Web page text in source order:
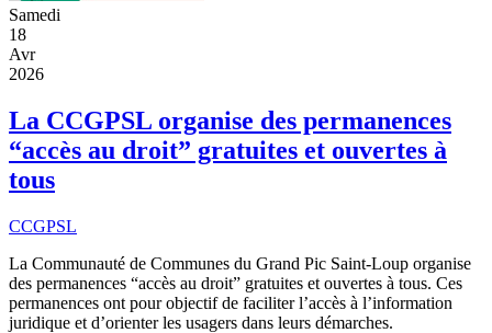
Samedi
18
Avr
2026
La CCGPSL organise des permanences
“accès au droit” gratuites et ouvertes à
tous
CCGPSL
La Communauté de Communes du Grand Pic Saint-Loup organise
des permanences “accès au droit” gratuites et ouvertes à tous. Ces
permanences ont pour objectif de faciliter l’accès à l’information
juridique et d’orienter les usagers dans leurs démarches.